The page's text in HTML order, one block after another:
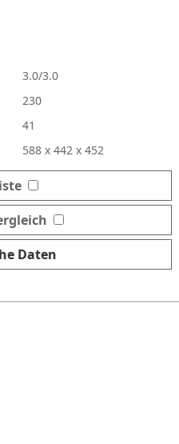
3.0/3.0
230
41
588 x 442 x 452
Daten